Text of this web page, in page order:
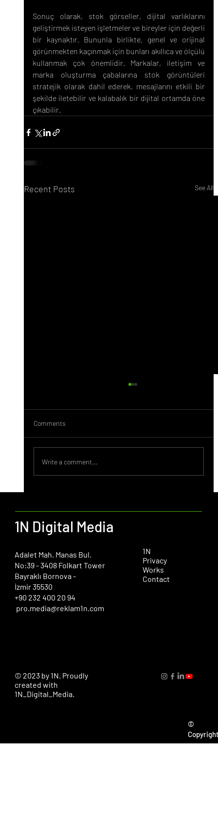
Sonuç olarak, stok görseller, dijital varlıklarını
geliştirmek isteyen işletmeler ve bireyler için değerli
bir kaynaktır. Bununla birlikte, genel ve orijinal
görünmekten kaçınmak için bunları akıllıca ve ölçülü
kullanmak çok önemlidir. Markalar, iletişim ve
marka oluşturma çabalarına stok görüntüleri
stratejik olarak dahil ederek, mesajlarını etkili bir
şekilde iletebilir ve kalabalık bir dijital ortamda öne
çıkabilir.
Recent Posts See All
Behance Nedir?
Comments
Write a comment...
​Adalet Mah. Manas Bul.
No:39 - 3408 Folkart Tower
Bayraklı Bornova -
İzmir 35530
+90 232 400 20 94
pro.media@reklam1n.com
1N Digital Media
1N
Privacy
Works
Contact
©
© 2023 by 1N. Proudly
created with
1N_Digital_Media.